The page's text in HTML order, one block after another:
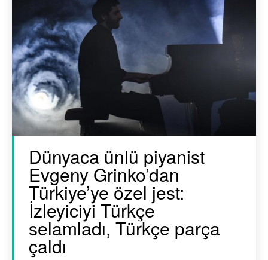
Dünyaca ünlü piyanist
Evgeny Grinko’dan
Türkiye’ye özel jest:
İzleyiciyi Türkçe
selamladı, Türkçe parça
çaldı